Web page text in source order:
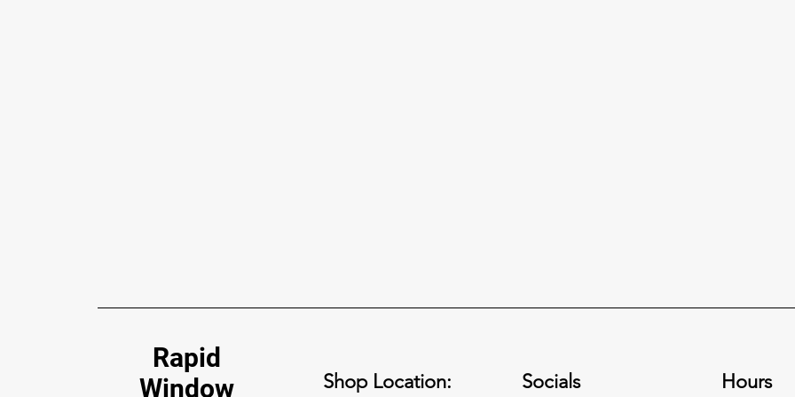
완벽한 XPEL 오너 가이드
XPEL로 로스앤젤레스에서 혼다를
보호하세요: 세라믹 윈도우 틴팅,
려하는 다섯 개 상업용 윈도우 필
가장
Rapid
Window
Shop Location: Socials Hours